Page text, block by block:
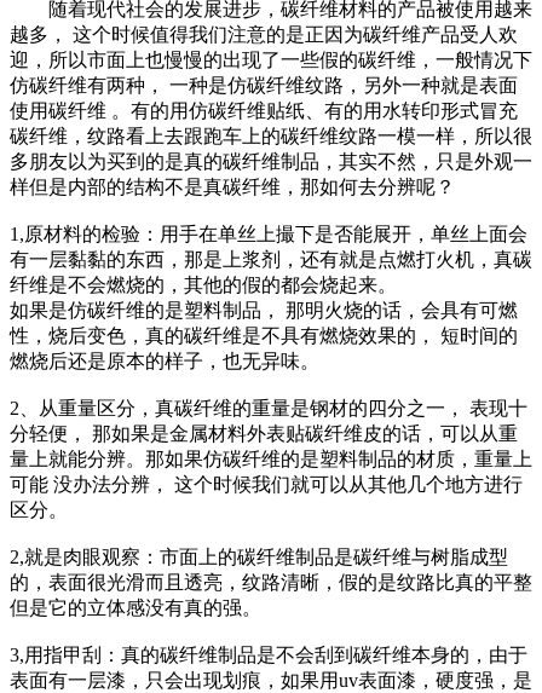
随着现代社会的发展进步，碳纤维材料的产品被使用越来
越多， 这个时候值得我们注意的是正因为碳纤维产品受人欢
迎，所以市面上也慢慢的出现了一些假的碳纤维，一般情况下
仿碳纤维有两种， 一种是仿碳纤维纹路，另外一种就是表面
使用碳纤维 。有的用仿碳纤维贴纸、有的用水转印形式冒充
碳纤维，纹路看上去跟跑车上的碳纤维纹路一模一样，所以很
多朋友以为买到的是真的碳纤维制品，其实不然，只是外观一
样但是内部的结构不是真碳纤维，那如何去分辨呢？
1,原材料的检验：用手在单丝上撮下是否能展开，单丝上面会
有一层黏黏的东西，那是上浆剂，还有就是点燃打火机，真碳
纤维是不会燃烧的，其他的假的都会烧起来。
如果是仿碳纤维的是塑料制品， 那明火烧的话，会具有可燃
性，烧后变色，真的碳纤维是不具有燃烧效果的， 短时间的
燃烧后还是原本的样子，也无异味。
2、从重量区分，真碳纤维的重量是钢材的四分之一， 表现十
分轻便， 那如果是金属材料外表贴碳纤维皮的话，可以从重
量上就能分辨。那如果仿碳纤维的是塑料制品的材质，重量上
可能 没办法分辨， 这个时候我们就可以从其他几个地方进行
区分。
2,就是肉眼观察：市面上的碳纤维制品是碳纤维与树脂成型
的，表面很光滑而且透亮，纹路清晰，假的是纹路比真的平整
但是它的立体感没有真的强。
3,用指甲刮：真的碳纤维制品是不会刮到碳纤维本身的，由于
表面有一层漆，只会出现划痕，如果用uv表面漆，硬度强，是